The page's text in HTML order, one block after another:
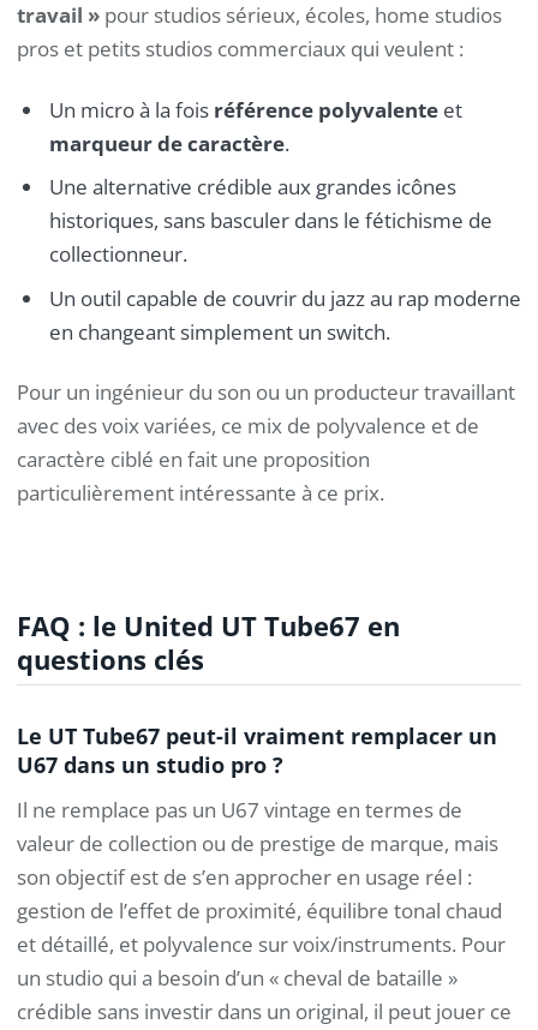
travail » pour studios sérieux, écoles, home studios
pros et petits studios commerciaux qui veulent :
Un micro à la fois référence polyvalenteet
marqueur de caractère.
Une alternative crédible aux grandes icônes
historiques, sans basculer dans le fétichisme de
collectionneur.
Un outil capable de couvrir du jazz au rap moderne
en changeant simplement un switch.
Pour un ingénieur du son ou un producteur travaillant
avec des voix variées, ce mix de polyvalence et de
caractère ciblé en fait une proposition
particulièrement intéressante à ce prix.
FAQ : le United UT Tube67 en
questions clés
Le UT Tube67 peut-il vraiment remplacer un
U67 dans un studio pro ?
Il ne remplace pas un U67 vintage en termes de
valeur de collection ou de prestige de marque, mais
son objectif est de s’en approcher en usage réel :
gestion de l’effet de proximité, équilibre tonal chaud
et détaillé, et polyvalence sur voix/instruments. Pour
un studio qui a besoin d’un « cheval de bataille »
crédible sans investir dans un original, il peut jouer ce